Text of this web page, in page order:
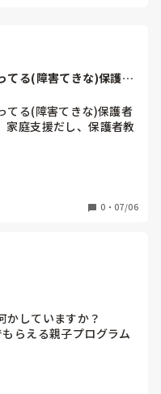
てる(障害てきな)保護者
てる(障害てきな)保護者
家庭支援だし、保護者教
者の方に配布した手紙
く子供のかばんの中で
の笑 明日の持ち物は
ゃないかって思うよ笑
0 ・ 07/06
かしていますか？
らえる親子プログラム